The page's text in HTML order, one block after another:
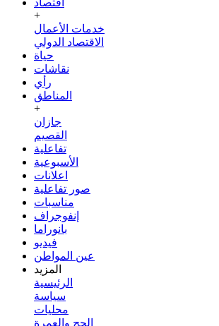
اقتصاد
+
خدمات الأعمال
الاقتصاد الدولي
حياة
نقاشات
رأي
المناطق
+
جازان
القصيم
تفاعلية
الأسبوعية
اعلانات
صور تفاعلية
مناسبات
إنفوجراف
بانوراما
فيديو
عين المواطن
المزيد
الرئيسية
سياسة
محليات
الحج والعمرة